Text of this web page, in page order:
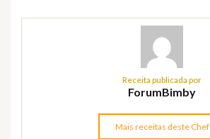
Receita publicada por
ForumBimby
Mais receitas deste Chef